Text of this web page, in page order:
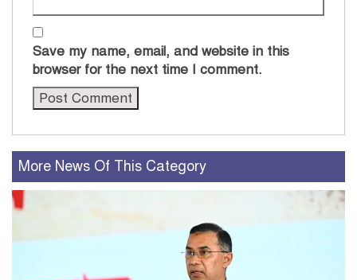
Save my name, email, and website in this
browser for the next time I comment.
More News Of This Category